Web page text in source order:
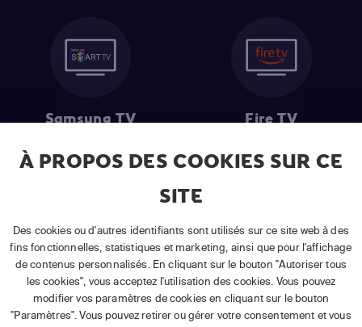
À PROPOS DES COOKIES SUR CE
SITE
Des cookies ou d'autres identifiants sont utilisés sur ce site web à des
fins fonctionnelles, statistiques et marketing, ainsi que pour l'affichage
de contenus personnalisés. En cliquant sur le bouton "Autoriser tous
les cookies", vous acceptez l'utilisation des cookies. Vous pouvez
modifier vos paramètres de cookies en cliquant sur le bouton
"Paramètres". Vous pouvez retirer ou gérer votre consentement et vous
Samsung TV Fire TV
souscription à un abonnement APP TV Basic.
(2) Prix de l'abonnement : TVA comprise, hors promotion, hors frais
uniques d'activation, hors frais de matériel et hors frais d'installation.
(3) Restart & Replay:Voir toutes les chaînes disposant de cette
fonctionnalité.